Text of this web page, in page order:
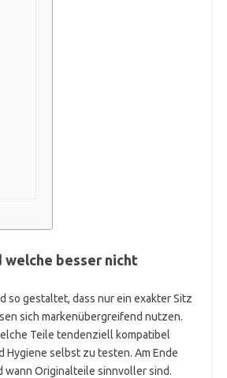
welche besser nicht
so gestaltet, dass nur ein exakter Sitz
sich markenübergreifend nutzen.
Teile tendenziell kompatibel
Hygiene selbst zu testen. Am Ende
wann Originalteile sinnvoller sind.